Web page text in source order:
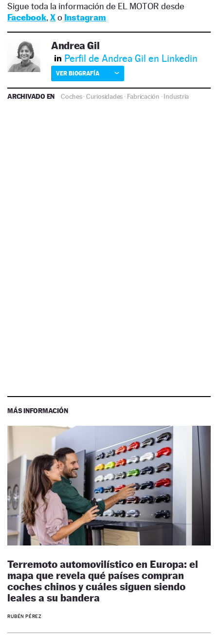
Sigue toda la información de EL MOTOR desde
Facebook, Xo Instagram
Andrea Gil
Perfil de Andrea Gil en Linkedin
VER BIOGRAFÍA
ARCHIVADO EN Coches·Curiosidades · Fabricación ·Industria
MÁS INFORMACIÓN
Terremoto automovilístico en Europa: el
mapa que revela qué países compran
coches chinos y cuáles siguen siendo
leales a su bandera
RUBÉN PÉREZ